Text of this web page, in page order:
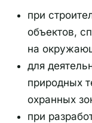
при
объектов,
на
для
природных
охранных
при